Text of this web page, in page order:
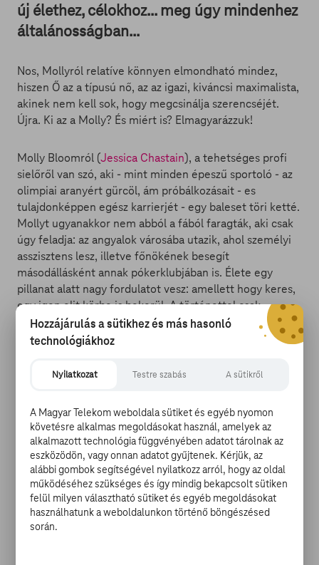
új élethez, célokhoz... meg úgy mindenhez
általánosságban...
Nos, Mollyról relatíve könnyen elmondható mindez,
hiszen Ő az a típusú nő, az az igazi, kiváncsi maximalista,
akinek nem kell sok, hogy megcsinálja szerencséjét.
Újra. Ki az a Molly? És miért is? Elmagyarázzuk!
Molly Bloomról (Jessica Chastain), a tehetséges profi
sielőről van szó, aki - mint minden épeszű sportoló - az
olimpiai aranyért gürcöl, ám próbálkozásait - es
tulajdonképpen egész karrierjét - egy baleset töri ketté.
Mollyt ugyanakkor nem abból a fából faragták, aki csak
úgy feladja: az angyalok városába utazik, ahol személyi
asszisztens lesz, illetve főnökének besegít
másodállásként annak pókerklubjában is. Élete egy
pillanat alatt nagy fordulatot vesz: amellett hogy keres,
egy igen elit körbe is bekerül. A történettel csak
egyetlen probléma van: a kaszinóba úgy az FBI, mint az
orosz maffia is felfigyel...
Az események azonban úgy hozzák, hogy ha emiatt nem
akar börtönbe kerülni, akkor változtatnia kell, ám a
csillogást nehéz elhagyni: természetesen Ő is belefog a
tuti businessbe, de a pallos továbbra is ott lóg a feje
fölött, így csak egyetlen emberbe, az ügyvéd Charlie
Jaffey-ben (Idris Elba), annak szavában, tudásában és
fondorlataiban bízhat...
Hozzájárulás a sütikhez és más hasonló
technológiákhoz
Nyilatkozat Testre szabás A sütikről
A Magyar Telekom weboldala sütiket és egyéb nyomon
követésre alkalmas megoldásokat használ, amelyek az
alkalmazott technológia függvényében adatot tárolnak az
eszközödön, vagy onnan adatot gyűjtenek. Kérjük, az
alábbi gombok segítségével nyilatkozz arról, hogy az oldal
működéséhez szükséges és így mindig bekapcsolt sütiken
felül milyen választható sütiket és egyéb megoldásokat
használhatunk a weboldalunkon történő böngészésed
során.